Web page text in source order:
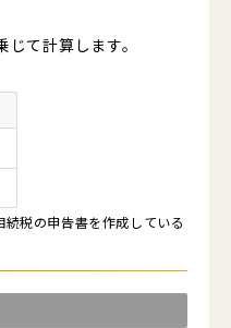
て計算します。
続税の申告書を作成している